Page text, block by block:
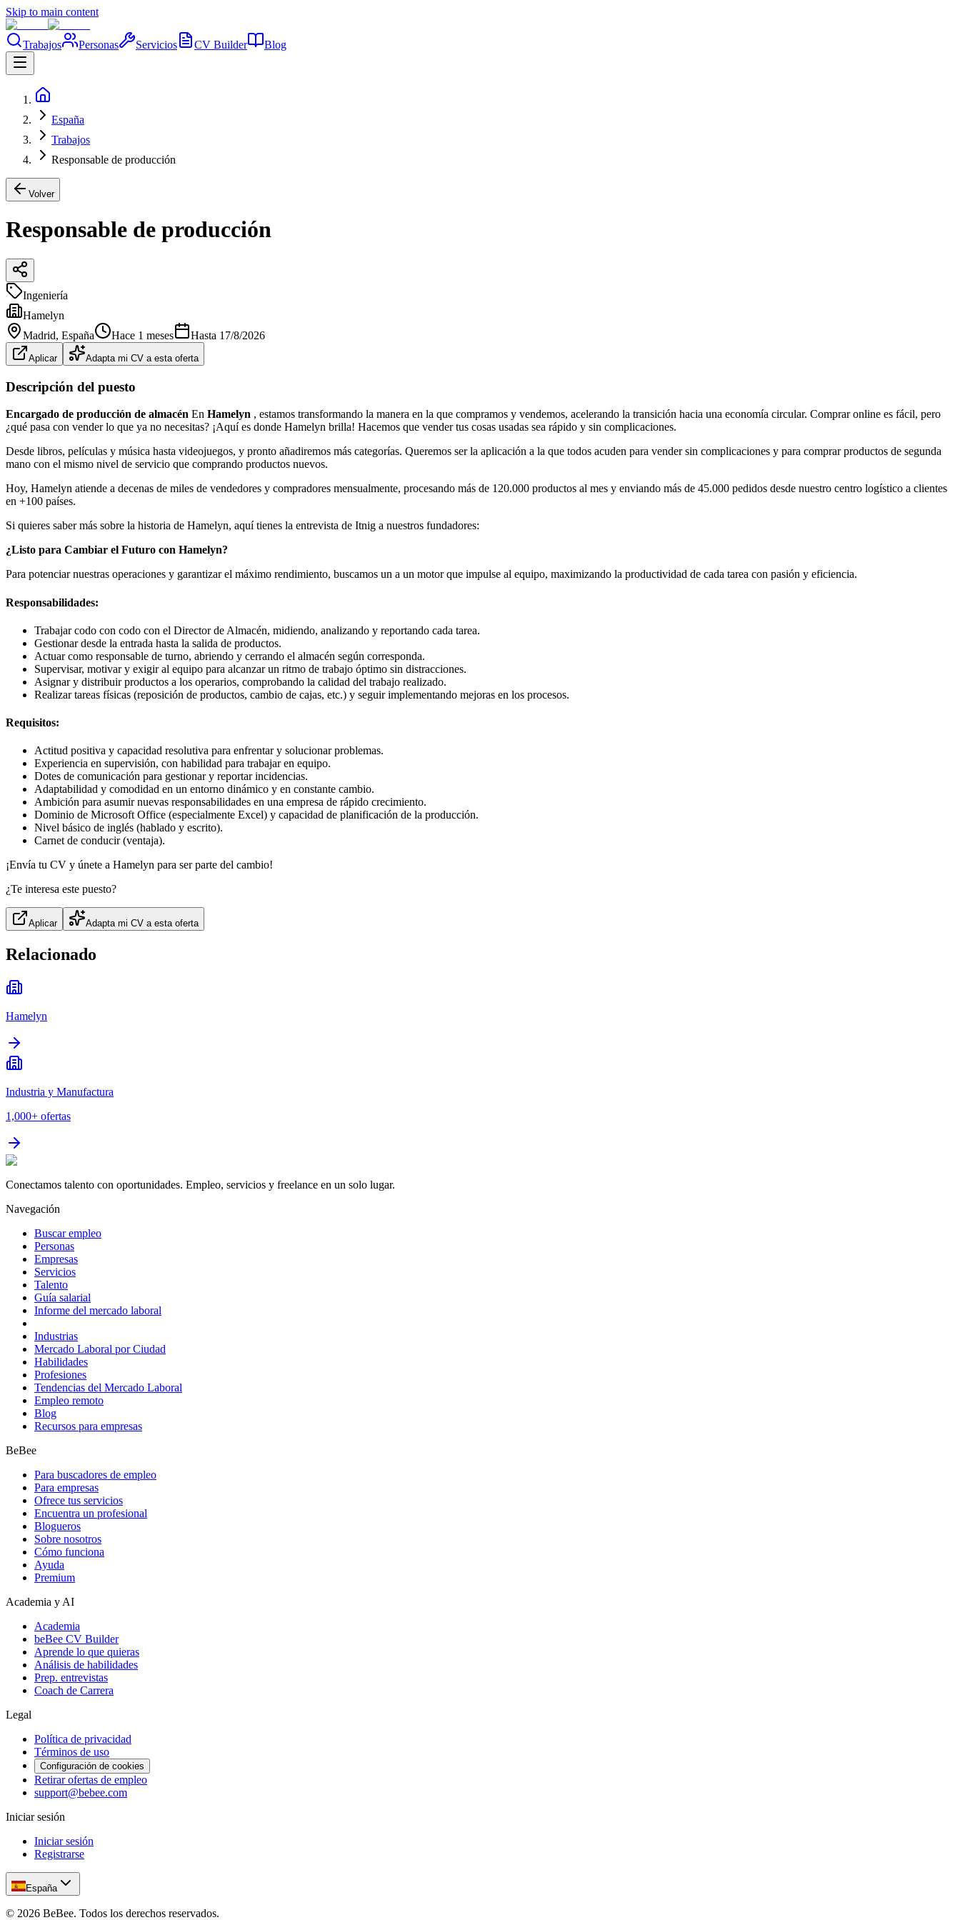
Skip to main content
Trabajos Personas Servicios CV Builder Blog
España
Trabajos
Responsable de producción
Volver
Responsable de producción
Ingeniería
Hamelyn
Madrid, España Hace 1 meses Hasta 17/8/2026
Aplicar Adapta mi CV a esta oferta
Descripción del puesto
Encargado de producción de almacén En Hamelyn , estamos transformando la manera en la que compramos y vendemos, acelerando la transición hacia una economía circular. Comprar online es fácil, pero
¿qué pasa con vender lo que ya no necesitas? ¡Aquí es donde Hamelyn brilla! Hacemos que vender tus cosas usadas sea rápido y sin complicaciones.
Desde libros, películas y música hasta videojuegos, y pronto añadiremos más categorías. Queremos ser la aplicación a la que todos acuden para vender sin complicaciones y para comprar productos de segunda
mano con el mismo nivel de servicio que comprando productos nuevos.
Hoy, Hamelyn atiende a decenas de miles de vendedores y compradores mensualmente, procesando más de 120.000 productos al mes y enviando más de 45.000 pedidos desde nuestro centro logístico a clientes
en +100 países.
Si quieres saber más sobre la historia de Hamelyn, aquí tienes la entrevista de Itnig a nuestros fundadores:
¿Listo para Cambiar el Futuro con Hamelyn?
Para potenciar nuestras operaciones y garantizar el máximo rendimiento, buscamos un a un motor que impulse al equipo, maximizando la productividad de cada tarea con pasión y eficiencia.
Responsabilidades:
Trabajar codo con codo con el Director de Almacén, midiendo, analizando y reportando cada tarea.
Gestionar desde la entrada hasta la salida de productos.
Actuar como responsable de turno, abriendo y cerrando el almacén según corresponda.
Supervisar, motivar y exigir al equipo para alcanzar un ritmo de trabajo óptimo sin distracciones.
Asignar y distribuir productos a los operarios, comprobando la calidad del trabajo realizado.
Realizar tareas físicas (reposición de productos, cambio de cajas, etc.) y seguir implementando mejoras en los procesos.
Requisitos:
Actitud positiva y capacidad resolutiva para enfrentar y solucionar problemas.
Experiencia en supervisión, con habilidad para trabajar en equipo.
Dotes de comunicación para gestionar y reportar incidencias.
Adaptabilidad y comodidad en un entorno dinámico y en constante cambio.
Ambición para asumir nuevas responsabilidades en una empresa de rápido crecimiento.
Dominio de Microsoft Office (especialmente Excel) y capacidad de planificación de la producción.
Nivel básico de inglés (hablado y escrito).
Carnet de conducir (ventaja).
¡Envía tu CV y únete a Hamelyn para ser parte del cambio!
¿Te interesa este puesto?
Aplicar Adapta mi CV a esta oferta
Relacionado
Hamelyn
Industria y Manufactura
1,000+ ofertas
Conectamos talento con oportunidades. Empleo, servicios y freelance en un solo lugar.
Navegación
Buscar empleo
Personas
Empresas
Servicios
Talento
Guía salarial
Informe del mercado laboral
Industrias
Mercado Laboral por Ciudad
Habilidades
Profesiones
Tendencias del Mercado Laboral
Empleo remoto
Blog
Recursos para empresas
BeBee
Para buscadores de empleo
Para empresas
Ofrece tus servicios
Encuentra un profesional
Blogueros
Sobre nosotros
Cómo funciona
Ayuda
Premium
Academia y AI
Academia
beBee CV Builder
Aprende lo que quieras
Análisis de habilidades
Prep. entrevistas
Coach de Carrera
Legal
Política de privacidad
Términos de uso
Configuración de cookies
Retirar ofertas de empleo
support@bebee.com
Iniciar sesión
Iniciar sesión
Registrarse
España
© 2026 BeBee. Todos los derechos reservados.